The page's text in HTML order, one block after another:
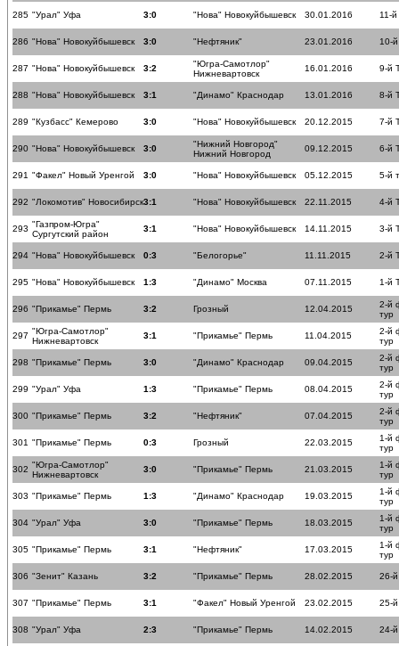
285 "Урал" Уфа 3:0 "Нова" Новокуйбышевск 30.01.2016 11-й
286 "Нова" Новокуйбышевск 3:0 "Нефтяник" 23.01.2016 10-
287 "Нова" Новокуйбышевск 3:2
"Югра-Самотлор"
Нижневартовск
16.01.2016 9-й
288 "Нова" Новокуйбышевск 3:1 "Динамо" Краснодар 13.01.2016 8-й
289 "Кузбасс" Кемерово 3:0 "Нова" Новокуйбышевск 20.12.2015 7-й
290 "Нова" Новокуйбышевск 3:0
"Нижний Новгород"
Нижний Новгород
09.12.2015 6-й
291 "Факел" Новый Уренгой 3:0 "Нова" Новокуйбышевск 05.12.2015 5-й
292 "Локомотив" Новосибирск3:1 "Нова" Новокуйбышевск 22.11.2015 4-й
293 "Газпром-Югра"
Сургутский район
3:1 "Нова" Новокуйбышевск 14.11.2015 3-й
294 "Нова" Новокуйбышевск 0:3 "Белогорье" 11.11.2015 2-й
295 "Нова" Новокуйбышевск 1:3 "Динамо" Москва 07.11.2015 1-й
296 "Прикамье" Пермь 3:2 Грозный 12.04.2015
2-й
тур
297 "Югра-Самотлор"
Нижневартовск
3:1 "Прикамье" Пермь 11.04.2015
2-й
тур
298 "Прикамье" Пермь 3:0 "Динамо" Краснодар 09.04.2015
2-й
тур
299 "Урал" Уфа 1:3 "Прикамье" Пермь 08.04.2015
2-й
тур
300 "Прикамье" Пермь 3:2 "Нефтяник" 07.04.2015
2-й
тур
301 "Прикамье" Пермь 0:3 Грозный 22.03.2015
1-й
тур
302 "Югра-Самотлор"
Нижневартовск
3:0 "Прикамье" Пермь 21.03.2015
1-й
тур
303 "Прикамье" Пермь 1:3 "Динамо" Краснодар 19.03.2015
1-й
тур
304 "Урал" Уфа 3:0 "Прикамье" Пермь 18.03.2015
1-й
тур
305 "Прикамье" Пермь 3:1 "Нефтяник" 17.03.2015
1-й
тур
306 "Зенит" Казань 3:2 "Прикамье" Пермь 28.02.2015 26-й
307 "Прикамье" Пермь 3:1 "Факел" Новый Уренгой 23.02.2015 25-й
308 "Урал" Уфа 2:3 "Прикамье" Пермь 14.02.2015 24-й